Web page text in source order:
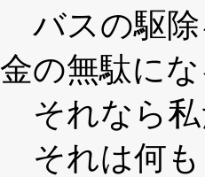
バスの駆除
金の無駄に
それなら私
それは何も